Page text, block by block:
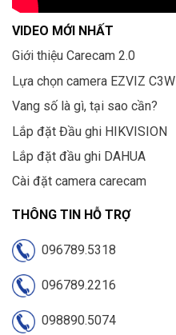
VIDEO MỚI NHẤT
Giới thiệu Carecam 2.0
Lựa chọn camera EZVIZ C3W
Vang số là gì, tại sao cần?
Lắp đặt Đầu ghi HIKVISION
Lắp đặt đầu ghi DAHUA
Cài đặt camera carecam
THÔNG TIN HỖ TRỢ
096789.5318
096789.2216
098890.5074